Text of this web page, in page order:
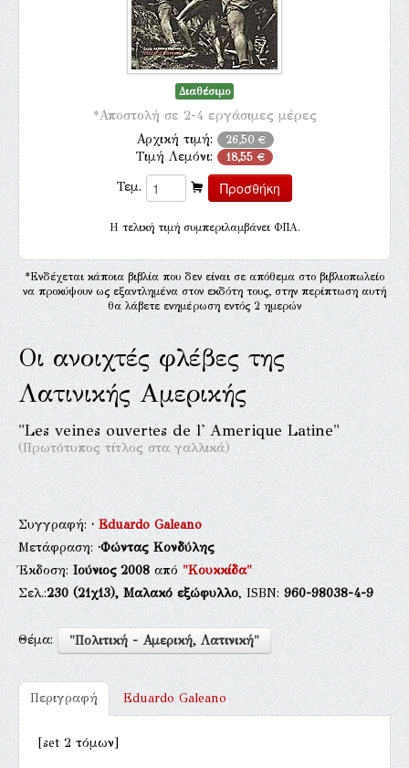
Διαθέσιμο
*Αποστολή σε 2-4 εργάσιμες μέρες
Αρχική τιμή: 26,50 €
Τιμή Λεμόνι: 18,55 €
Τεμ.
H τελική τιμή συμπεριλαμβάνει ΦΠΑ.
*Ενδέχεται κάποια βιβλία που δεν είναι σε απόθεμα στο βιβλιοπωλείο
να προκύψουν ως εξαντλημένα στον εκδότη τους, στην περίπτωση αυτή
θα λάβετε ενημέρωση εντός 2 ημερών
Οι ανοιχτές φλέβες της
Λατινικής Αμερικής
"Les veines ouvertes de l' Amerique Latine"
(Πρωτότυπος τίτλος στα γαλλικά)
Συγγραφή:·Eduardo Galeano
Μετάφραση:·Φώντας Κονδύλης
Έκδοση:Ιούνιος 2008από"Κουκκίδα"
Σελ.:230(21χ13), Μαλακό εξώφυλλο, ISBN:960-98038-4-9
Θέμα: "Πολιτική - Αμερική, Λατινική"
Περιγραφή Eduardo Galeano
[set 2 τόμων]